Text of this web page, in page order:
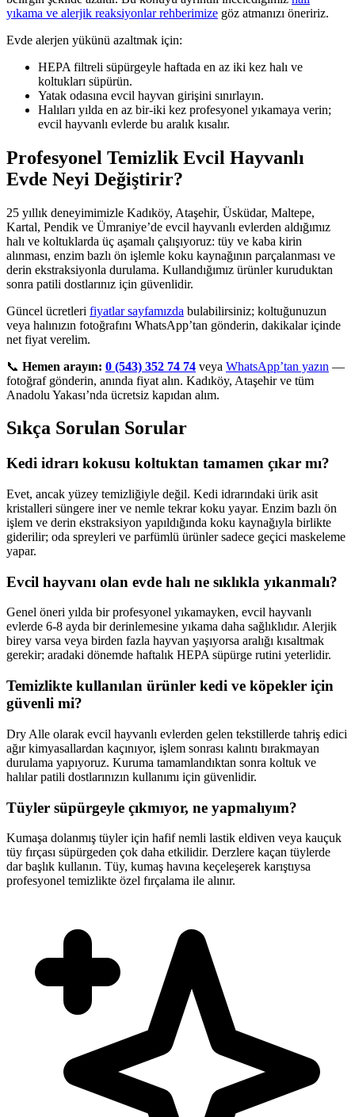
yıkama ve alerjik reaksiyonlar rehberimize göz atmanızı öneririz.
Evde alerjen yükünü azaltmak için:
HEPA filtreli süpürgeyle haftada en az iki kez halı ve
koltukları süpürün.
Yatak odasına evcil hayvan girişini sınırlayın.
Halıları yılda en az bir-iki kez profesyonel yıkamaya verin;
evcil hayvanlı evlerde bu aralık kısalır.
Profesyonel Temizlik Evcil Hayvanlı
Evde Neyi Değiştirir?
25 yıllık deneyimimizle Kadıköy, Ataşehir, Üsküdar, Maltepe,
Kartal, Pendik ve Ümraniye’de evcil hayvanlı evlerden aldığımız
halı ve koltuklarda üç aşamalı çalışıyoruz: tüy ve kaba kirin
alınması, enzim bazlı ön işlemle koku kaynağının parçalanması ve
derin ekstraksiyonla durulama. Kullandığımız ürünler kuruduktan
sonra patili dostlarınız için güvenlidir.
Güncel ücretleri fiyatlar sayfamızda bulabilirsiniz; koltuğunuzun
veya halınızın fotoğrafını WhatsApp’tan gönderin, dakikalar içinde
net fiyat verelim.
📞 Hemen arayın: 0 (543) 352 74 74 veya WhatsApp’tan yazın —
fotoğraf gönderin, anında fiyat alın. Kadıköy, Ataşehir ve tüm
Anadolu Yakası’nda ücretsiz kapıdan alım.
Sıkça Sorulan Sorular
Kedi idrarı kokusu koltuktan tamamen çıkar mı?
Evet, ancak yüzey temizliğiyle değil. Kedi idrarındaki ürik asit
kristalleri süngere iner ve nemle tekrar koku yayar. Enzim bazlı ön
işlem ve derin ekstraksiyon yapıldığında koku kaynağıyla birlikte
giderilir; oda spreyleri ve parfümlü ürünler sadece geçici maskeleme
yapar.
Evcil hayvanı olan evde halı ne sıklıkla yıkanmalı?
Genel öneri yılda bir profesyonel yıkamayken, evcil hayvanlı
evlerde 6-8 ayda bir derinlemesine yıkama daha sağlıklıdır. Alerjik
birey varsa veya birden fazla hayvan yaşıyorsa aralığı kısaltmak
gerekir; aradaki dönemde haftalık HEPA süpürge rutini yeterlidir.
Temizlikte kullanılan ürünler kedi ve köpekler için
güvenli mi?
Dry Alle olarak evcil hayvanlı evlerden gelen tekstillerde tahriş edici
ağır kimyasallardan kaçınıyor, işlem sonrası kalıntı bırakmayan
durulama yapıyoruz. Kuruma tamamlandıktan sonra koltuk ve
halılar patili dostlarınızın kullanımı için güvenlidir.
Tüyler süpürgeyle çıkmıyor, ne yapmalıyım?
Kumaşa dolanmış tüyler için hafif nemli lastik eldiven veya kauçuk
tüy fırçası süpürgeden çok daha etkilidir. Derzlere kaçan tüylerde
dar başlık kullanın. Tüy, kumaş havına keçeleşerek karıştıysa
profesyonel temizlikte özel fırçalama ile alınır.